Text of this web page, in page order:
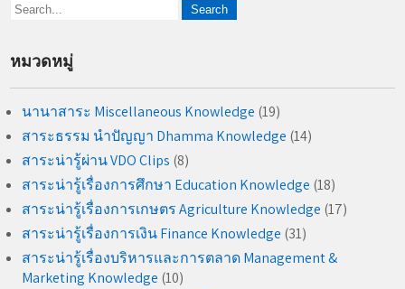
หมวดหมู่
นานาสาระ Miscellaneous Knowledge (19)
สาระธรรม นำปัญญา Dhamma Knowledge (14)
สาระน่ารู้ผ่าน VDO Clips (8)
สาระน่ารู้เรื่องการศึกษา Education Knowledge (18)
สาระน่ารู้เรื่องการเกษตร Agriculture Knowledge (17)
สาระน่ารู้เรื่องการเงิน Finance Knowledge (31)
สาระน่ารู้เรื่องบริหารและการตลาด Management &
Marketing Knowledge (10)